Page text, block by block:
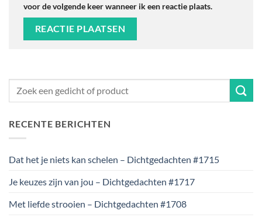
voor de volgende keer wanneer ik een reactie plaats.
RECENTE BERICHTEN
Dat het je niets kan schelen – Dichtgedachten #1715
Je keuzes zijn van jou – Dichtgedachten #1717
Met liefde strooien – Dichtgedachten #1708